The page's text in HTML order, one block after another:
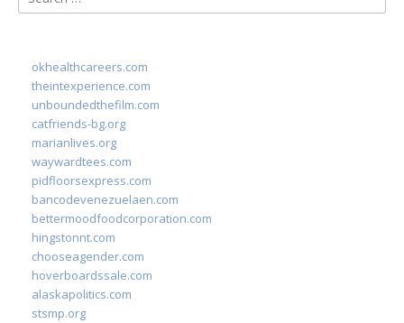
for:
okhealthcareers.com
theintexperience.com
unboundedthefilm.com
catfriends-bg.org
marianlives.org
waywardtees.com
pidfloorsexpress.com
bancodevenezuelaen.com
bettermoodfoodcorporation.com
hingstonnt.com
chooseagender.com
hoverboardssale.com
alaskapolitics.com
stsmp.org